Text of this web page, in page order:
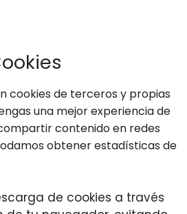
cookies de terceros y propias
una mejor experiencia de
contenido en redes
obtener estadísticas de
de cookies a través